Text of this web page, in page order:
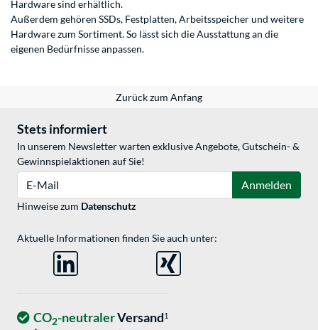
Hardware sind erhältlich.
Außerdem gehören SSDs, Festplatten, Arbeitsspeicher und weitere
Hardware zum Sortiment. So lässt sich die Ausstattung an die
eigenen Bedürfnisse anpassen.
Zurück zum Anfang
Stets informiert
In unserem Newsletter warten exklusive Angebote, Gutschein- &
Gewinnspielaktionen auf Sie!
Anmelden
Hinweise zum Datenschutz
Aktuelle Informationen finden Sie auch unter:
CO2-neutralerVersand1